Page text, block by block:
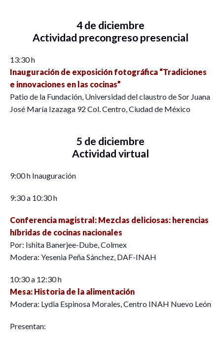
4 de diciembre
Actividad precongreso presencial
13:30 h
Inauguración de exposición fotográfica “Tradiciones
e innovaciones en las cocinas”
Patio de la Fundación, Universidad del claustro de Sor Juana
José María Izazaga 92 Col. Centro, Ciudad de México
5 de diciembre
Actividad virtual
9:00 h Inauguración
9:30 a 10:30 h
Conferencia magistral: Mezclas deliciosas: herencias
híbridas de cocinas nacionales
Por: Ishita Banerjee-Dube, Colmex
Modera: Yesenia Peña Sánchez, DAF-INAH
10:30 a 12:30 h
Mesa: Historia de la alimentación
Modera: Lydia Espinosa Morales, Centro INAH Nuevo León
Presentan: